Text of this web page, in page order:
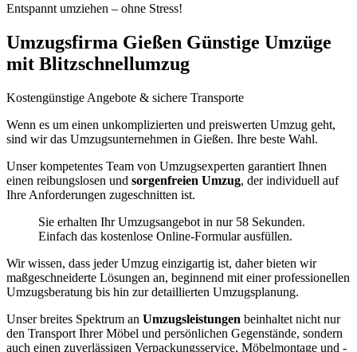
Entspannt umziehen – ohne Stress!
Umzugsfirma Gießen Günstige Umzüge
mit Blitzschnellumzug
Kostengünstige Angebote & sichere Transporte
Wenn es um einen unkomplizierten und preiswerten Umzug geht,
sind wir das Umzugsunternehmen in Gießen. Ihre beste Wahl.
Unser kompetentes Team von Umzugsexperten garantiert Ihnen
einen reibungslosen und sorgenfreien Umzug, der individuell auf
Ihre Anforderungen zugeschnitten ist.
Sie erhalten Ihr Umzugsangebot in nur 58 Sekunden.
Einfach das kostenlose Online-Formular ausfüllen.
Wir wissen, dass jeder Umzug einzigartig ist, daher bieten wir
maßgeschneiderte Lösungen an, beginnend mit einer professionellen
Umzugsberatung bis hin zur detaillierten Umzugsplanung.
Unser breites Spektrum an Umzugsleistungen beinhaltet nicht nur
den Transport Ihrer Möbel und persönlichen Gegenstände, sondern
auch einen zuverlässigen Verpackungsservice, Möbelmontage und -